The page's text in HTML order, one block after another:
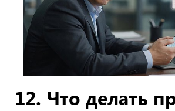
12. Что делать